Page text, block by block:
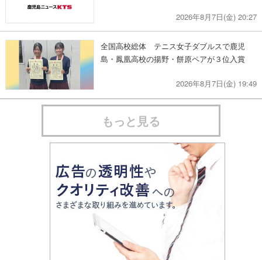
2026年8月7日(金) 20:27
全国高校総体 テニス女子ダブルスで鹿児
島・鳳凰高校の揚野・餅原ペアが３位入賞
2026年8月7日(金) 19:49
もっと見る